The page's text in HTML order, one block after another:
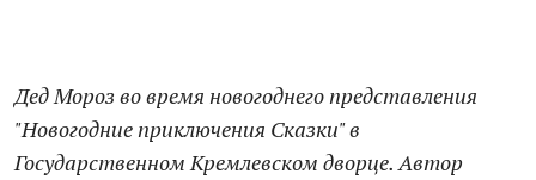
Дед Мороз во время новогоднего представления
"Новогодние приключения Сказки" в
Государственном Кремлевском дворце. Автор